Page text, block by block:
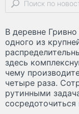
В деревне
одного из
здесь
чему
четыре раза.
рутинными